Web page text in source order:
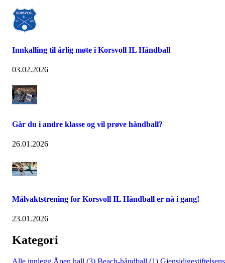
Innkalling til årlig møte i Korsvoll IL Håndball
03.02.2026
Går du i andre klasse og vil prøve håndball?
26.01.2026
Målvaktstrening for Korsvoll IL Håndball er nå i gang!
23.01.2026
Kategori
Alle innlegg Åpen hall (3) Beach-håndball (1) Gjensidigestiftelsens